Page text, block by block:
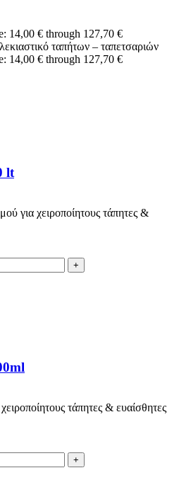
14,00 € through 127,70 €
ταπήτων – ταπετσαριών
14,00 € through 127,70 €
lt
για χειροποίητους τάπητες &
τάπητες & ευαίσθητες